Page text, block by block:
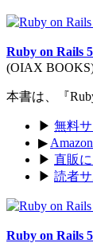
Ruby on Rails
(OIAX
本書は、『
▶ 無料
▶
▶ 直販
▶ 読者
Ruby on Rails